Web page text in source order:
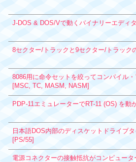
J-DOS & DOS/Vで動くバイナリーエディ
8セクター/トラックと9セクター/トラック
8086用に命令セットを絞ってコンパイル
[MSC, TC, MASM, NASM]
PDP-11エミュレーターでRT-11 (OS) を動
日本語DOS内部のディスケットドライブ
[PS/55]
電源コネクターの接触抵抗がコンピュー